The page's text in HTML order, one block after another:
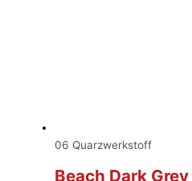
06 Quarzwerkstoff
Beach Dark Grey